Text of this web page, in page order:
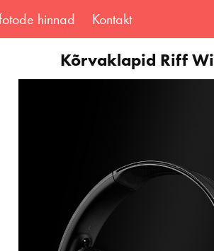
hinnad Kontakt
Kõrvaklapid Riff